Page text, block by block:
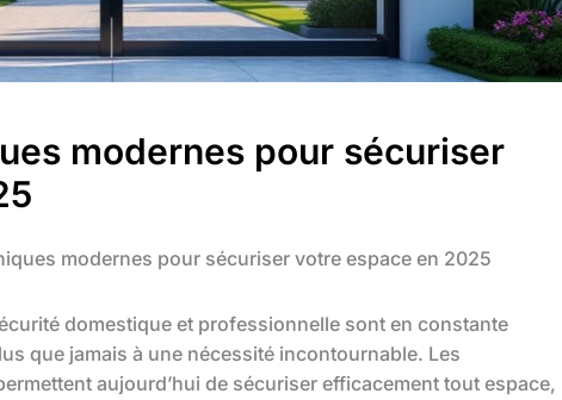
modernes pour sécuriser
modernes pour sécuriser votre espace en 2025
domestique et professionnelle sont en constante
que jamais à une nécessité incontournable. Les
aujourd’hui de sécuriser efficacement tout espace,